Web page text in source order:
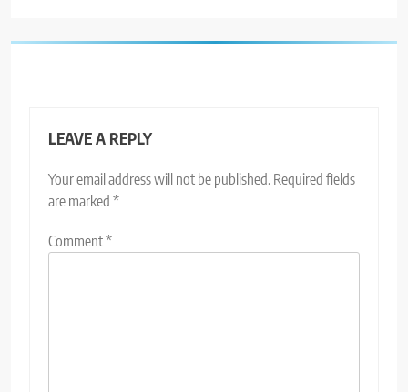
LEAVE A REPLY
Your email address will not be published. Required fields
are marked *
Comment*